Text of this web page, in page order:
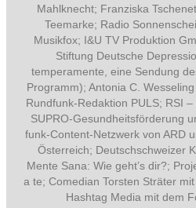
Mahlknecht; Franziska
Teemarke; Radio
Musikfox; I&U TV Produktion
Stiftung Deutsche
temperamente, eine Sendung
Programm); Antonia C.
Rundfunk-Redaktion PULS; RSI
SUPRO-Gesundheitsförderung
funk-Content-Netzwerk von ARD
Österreich; Deutschschweizer
Mente Sana: Wie geht’s dir?;
a te; Comedian Torsten Sträter
Hashtag Media mit dem